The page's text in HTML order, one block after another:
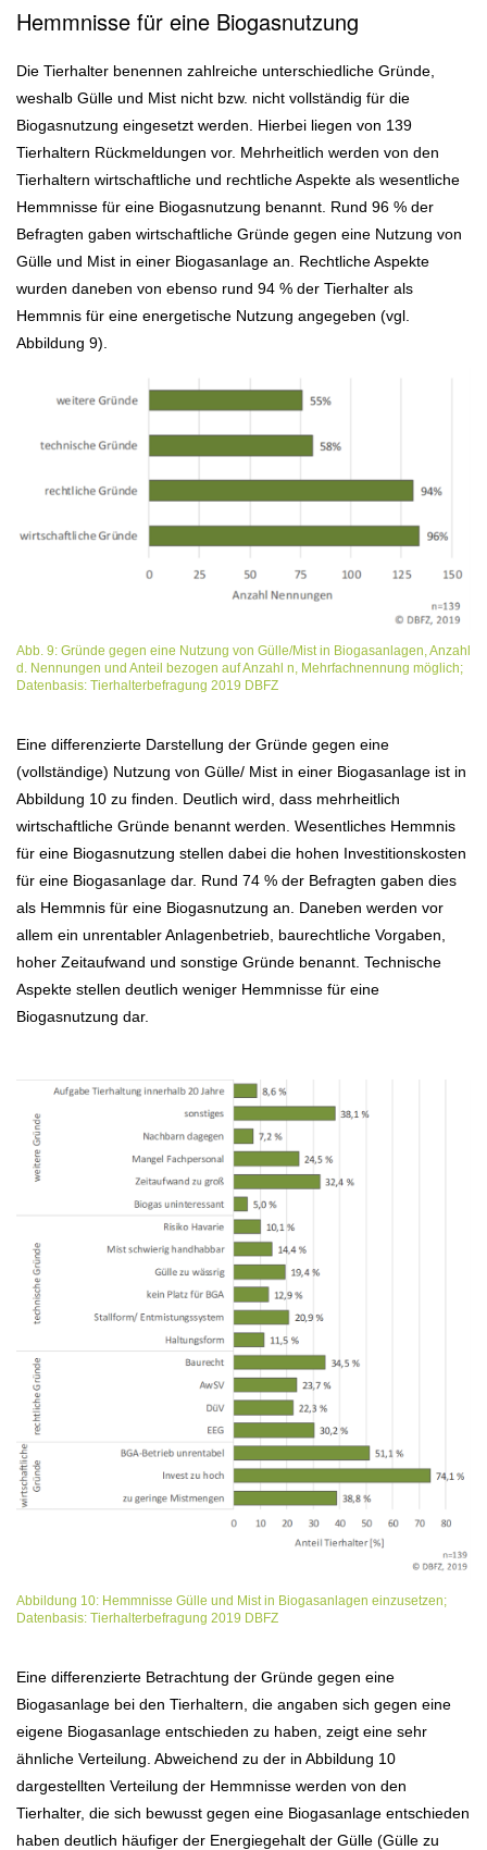
Hemmnisse für eine Biogasnutzung
Die Tierhalter benennen zahlreiche unterschiedliche Gründe,
weshalb Gülle und Mist nicht bzw. nicht vollständig für die
Biogasnutzung eingesetzt werden. Hierbei liegen von 139
Tierhaltern Rückmeldungen vor. Mehrheitlich werden von den
Tierhaltern wirtschaftliche und rechtliche Aspekte als wesentliche
Hemmnisse für eine Biogasnutzung benannt. Rund 96 % der
Befragten gaben wirtschaftliche Gründe gegen eine Nutzung von
Gülle und Mist in einer Biogasanlage an. Rechtliche Aspekte
wurden daneben von ebenso rund 94 % der Tierhalter als
Hemmnis für eine energetische Nutzung angegeben (vgl.
Abbildung 9).
Abb. 9: Gründe gegen eine Nutzung von Gülle/Mist in Biogasanlagen, Anzahl
d. Nennungen und Anteil bezogen auf Anzahl n, Mehrfachnennung möglich;
Datenbasis: Tierhalterbefragung 2019 DBFZ
Eine differenzierte Darstellung der Gründe gegen eine
(vollständige) Nutzung von Gülle/ Mist in einer Biogasanlage ist in
Abbildung 10 zu finden. Deutlich wird, dass mehrheitlich
wirtschaftliche Gründe benannt werden. Wesentliches Hemmnis
für eine Biogasnutzung stellen dabei die hohen Investitionskosten
für eine Biogasanlage dar. Rund 74 % der Befragten gaben dies
als Hemmnis für eine Biogasnutzung an. Daneben werden vor
allem ein unrentabler Anlagenbetrieb, baurechtliche Vorgaben,
hoher Zeitaufwand und sonstige Gründe benannt. Technische
Aspekte stellen deutlich weniger Hemmnisse für eine
Biogasnutzung dar.
Abbildung 10: Hemmnisse Gülle und Mist in Biogasanlagen einzusetzen;
Datenbasis: Tierhalterbefragung 2019 DBFZ
Eine differenzierte Betrachtung der Gründe gegen eine
Biogasanlage bei den Tierhaltern, die angaben sich gegen eine
eigene Biogasanlage entschieden zu haben, zeigt eine sehr
ähnliche Verteilung. Abweichend zu der in Abbildung 10
dargestellten Verteilung der Hemmnisse werden von den
Tierhalter, die sich bewusst gegen eine Biogasanlage entschieden
haben deutlich häufiger der Energiegehalt der Gülle (Gülle zu